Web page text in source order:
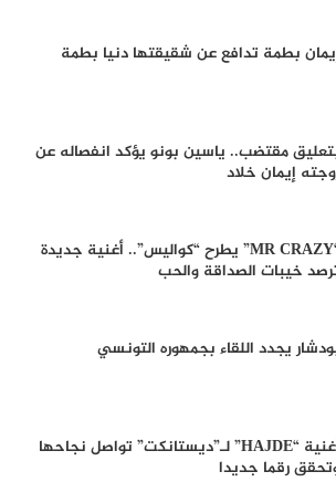
بطمة تدافع عن شقيقتها دنيا بطمة
مقتضب.. ياسين بونو يؤكد انفصاله عن
إيمان خلاد
“MR CRAZY” يطرح “كواليس”.. أغنية جديدة
خيبات الصداقة والحب
يجدد اللقاء بجمهوره التونسي
أغنية “HAJDE” لـ”ديستانكت” تواصل نجاحها
رقما جديدا